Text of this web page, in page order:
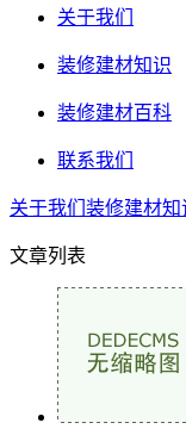
关于我们
装修建材知识
装修建材百科
联系我们
关于我们 装修建材知
文章列表